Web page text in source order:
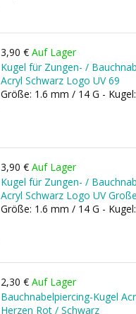
3,90 € Auf Lager
Kugel für Zungen- /
Acryl Schwarz Logo UV 69
Größe: 1.6 mm / 14 G -
3,90 € Auf Lager
Kugel für Zungen- /
Acryl Schwarz Logo UV
Größe: 1.6 mm / 14 G -
2,30 € Auf Lager
Bauchnabelpiercing-Kugel
Herzen Rot / Schwarz